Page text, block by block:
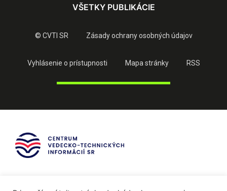
VŠETKY PUBLIKÁCIE
© CVTI SR Zásady ochrany osobných údajov
Vyhlásenie o prístupnosti Mapa stránky RSS